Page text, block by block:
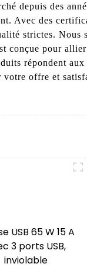
depuis des
Avec des
strictes. Nous
conçue pour
répondent
votre offre et